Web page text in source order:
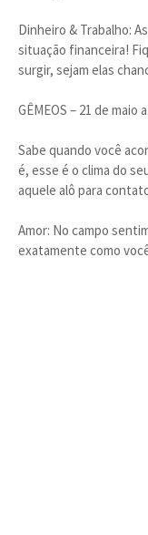
Dinheiro & Trabalho:
situação financeira!
surgir, sejam elas
GÊMEOS – 21 de maio
Sabe quando você
é, esse é o clima do
aquele alô para
Amor: No campo
exatamente como